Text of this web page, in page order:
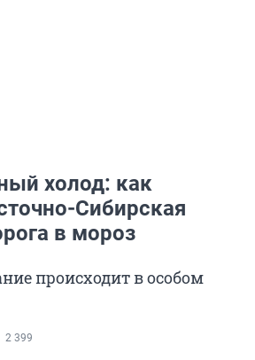
холод: как
Сибирская
в мороз
происходит в особом
2 399